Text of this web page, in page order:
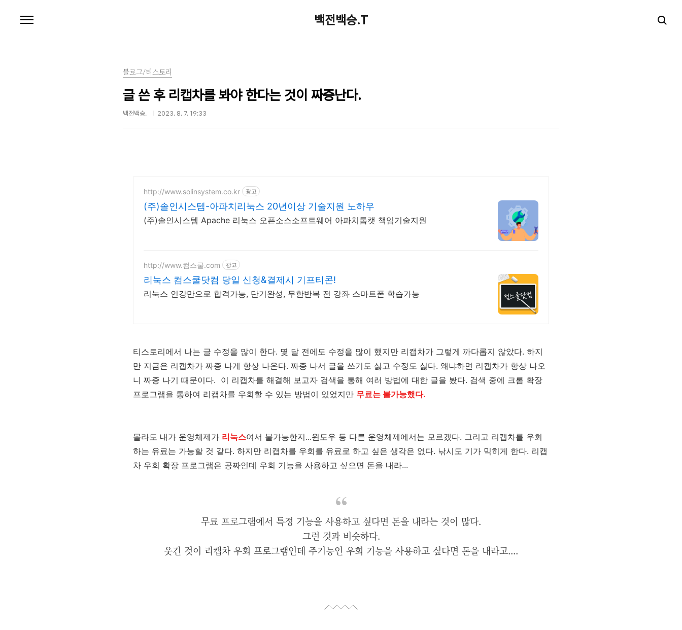
백전백승.T
블로그/티스토리
글 쓴 후 리캡차를 봐야 한다는 것이 짜증난다.
백전백승. 2023. 8. 7. 19:33
http://www.solinsystem.co.kr 광고
(주)솔인시스템-아파치리눅스 20년이상 기술지원 노하우
(주)솔인시스템 Apache 리눅스 오픈소스소프트웨어 아파치톰캣 책임기술지원
http://www.컴스쿨.com 광고
리눅스 컴스쿨닷컴 당일 신청&결제시 기프티콘!
리눅스 인강만으로 합격가능, 단기완성, 무한반복 전 강좌 스마트폰 학습가능
티스토리에서 나는 글 수정을 많이 한다. 몇 달 전에도 수정을 많이 했지만 리캡차가 그렇게 까다롭지 않았다. 하지
만 지금은 리캡차가 짜증 나게 항상 나온다. 짜증 나서 글을 쓰기도 싫고 수정도 싫다. 왜냐하면 리캡차가 항상 나오
니 짜증 나기 때문이다. 이 리캡차를 해결해 보고자 검색을 통해 여러 방법에 대한 글을 봤다. 검색 중에 크롬 확장
프로그램을 통하여 리캡차를 우회할 수 있는 방법이 있었지만 무료는 불가능했다.
몰라도 내가 운영체제가 리눅스여서 불가능한지...윈도우 등 다른 운영체제에서는 모르겠다. 그리고 리캡차를 우회
하는 유료는 가능할 것 같다. 하지만 리캡차를 우회를 유료로 하고 싶은 생각은 없다. 낚시도 기가 믹히게 한다. 리캡
차 우회 확장 프로그램은 공짜인데 우회 기능을 사용하고 싶으면 돈을 내라...
무료 프로그램에서 특정 기능을 사용하고 싶다면 돈을 내라는 것이 많다.
그런 것과 비슷하다.
웃긴 것이 리캡차 우회 프로그램인데 주기능인 우회 기능을 사용하고 싶다면 돈을 내라고....